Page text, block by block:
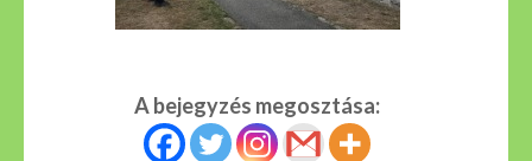
A bejegyzés megosztása: